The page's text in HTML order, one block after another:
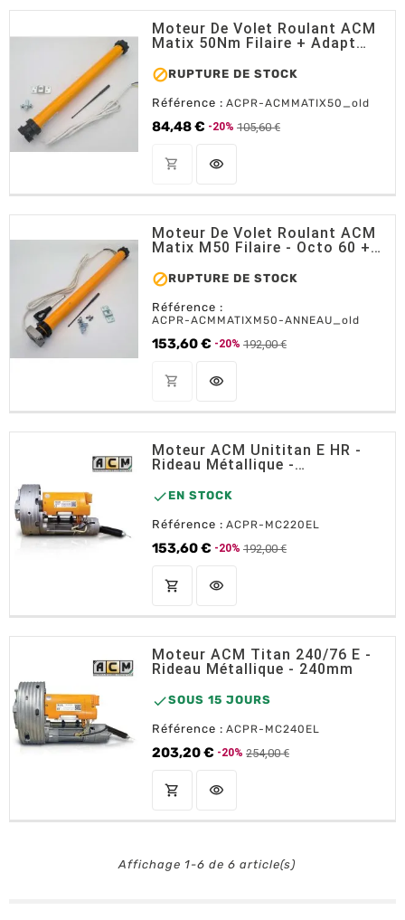
Moteur De Volet Roulant ACM
Matix 50Nm Filaire + Adapt
RUPTURE DE STOCK
Référence : ACPR-ACMMATIX50_old
84,48 €
Prix de base
-20% 105,60 €
Prix
shopping_cart OUT OF STOCK
visibility
Moteur De Volet Roulant ACM
Matix M50 Filaire - Octo 60 +
RUPTURE DE STOCK
Référence :
ACPR-ACMMATIXM50-ANNEAU_old
153,60 €
Prix de base
-20% 192,00 €
Prix
shopping_cart OUT OF STOCK
visibility
Moteur ACM Unititan E HR -
Rideau Métallique -
 EN STOCK
Référence : ACPR-MC220EL
153,60 €
Prix de base
-20% 192,00 €
Prix
shopping_cart AJOUTER AU PANIER
visibility
Moteur ACM Titan 240/76 E -
Rideau Métallique - 240mm
SOUS 15 JOURS
Référence : ACPR-MC240EL
203,20 €
Prix de base-20% 254,00 €
Prix
shopping_cart AJOUTER AU PANIER
visibility
Affichage 1-6 de 6 article(s)